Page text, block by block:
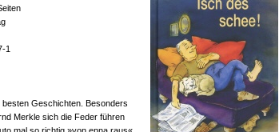
1
Geschichten. Besonders
Merkle sich die Feder führen